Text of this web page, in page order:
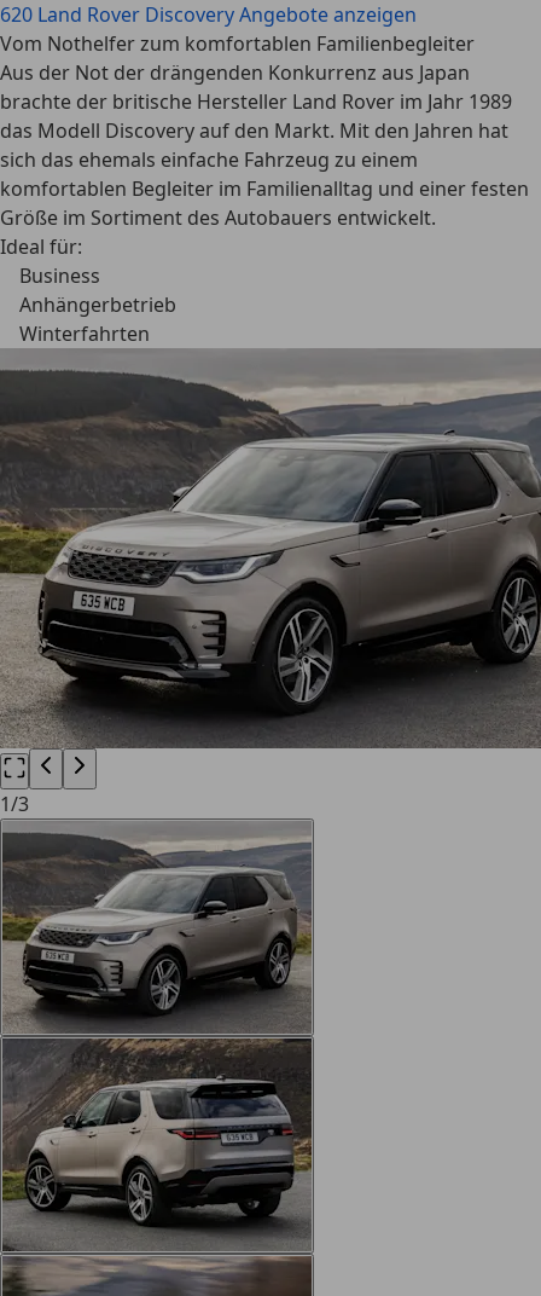
620 Land Rover Discovery Angebote anzeigen
Vom Nothelfer zum komfortablen Familienbegleiter
Aus der Not der drängenden Konkurrenz aus Japan
brachte der britische Hersteller Land Rover im Jahr 1989
das Modell Discovery auf den Markt. Mit den Jahren hat
sich das ehemals einfache Fahrzeug zu einem
komfortablen Begleiter im Familienalltag und einer festen
Größe im Sortiment des Autobauers entwickelt.
Ideal für:
Business
Anhängerbetrieb
Winterfahrten
1/3